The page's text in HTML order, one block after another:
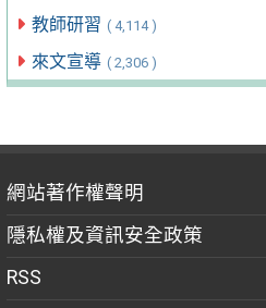
教師研習 ( 4,114 )
來文宣導 ( 2,306 )
網站著作權聲明
隱私權及資訊安全政策
RSS